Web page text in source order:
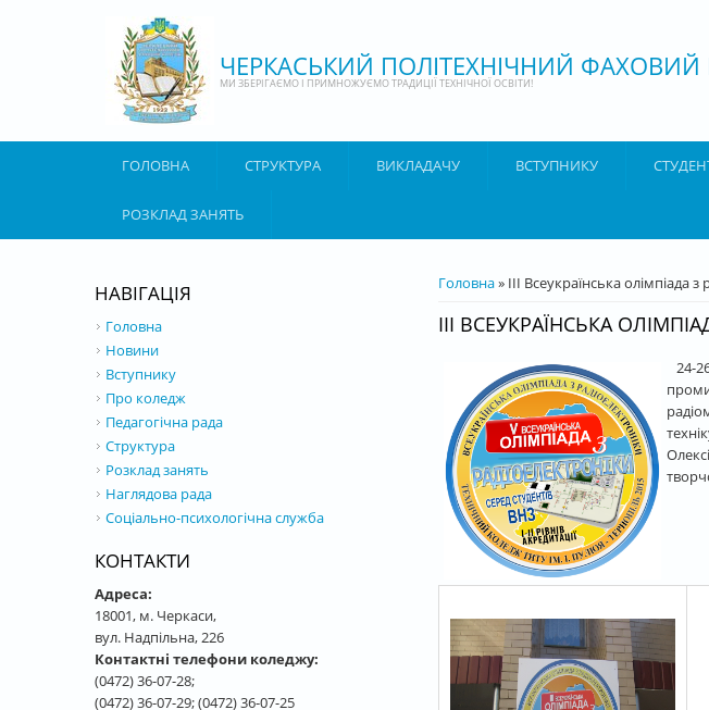
ЧЕРКАСЬКИЙ ПОЛІТЕХНІЧНИЙ
МИ ЗБЕРІГАЄМО І ПРИМНОЖУЄМО ТРАДИЦІЇ ТЕХНІЧНОЇ ОСВІТИ!
ГОЛОВНА СТРУКТУРА ВИКЛАДАЧУ ВСТУПНИКУ
РОЗКЛАД ЗАНЯТЬ
ВИ Є ТУТ
Головна» ІІІ Всеукраїнська олімпіада з
ІІІ ВСЕУКРАЇНСЬКА
24-
НАВІГАЦІЯ
Головна
Новини
Вступнику
Про коледж
Педагогічна рада
Структура
Розклад занять
Наглядова рада
Соціально-психологічна служба
КОНТАКТИ
Адреса:
18001, м. Черкаси,
вул. Надпільна, 226
Контактні телефони коледжу:
(0472) 36-07-28;
(0472) 36-07-29; (0472) 36-07-25